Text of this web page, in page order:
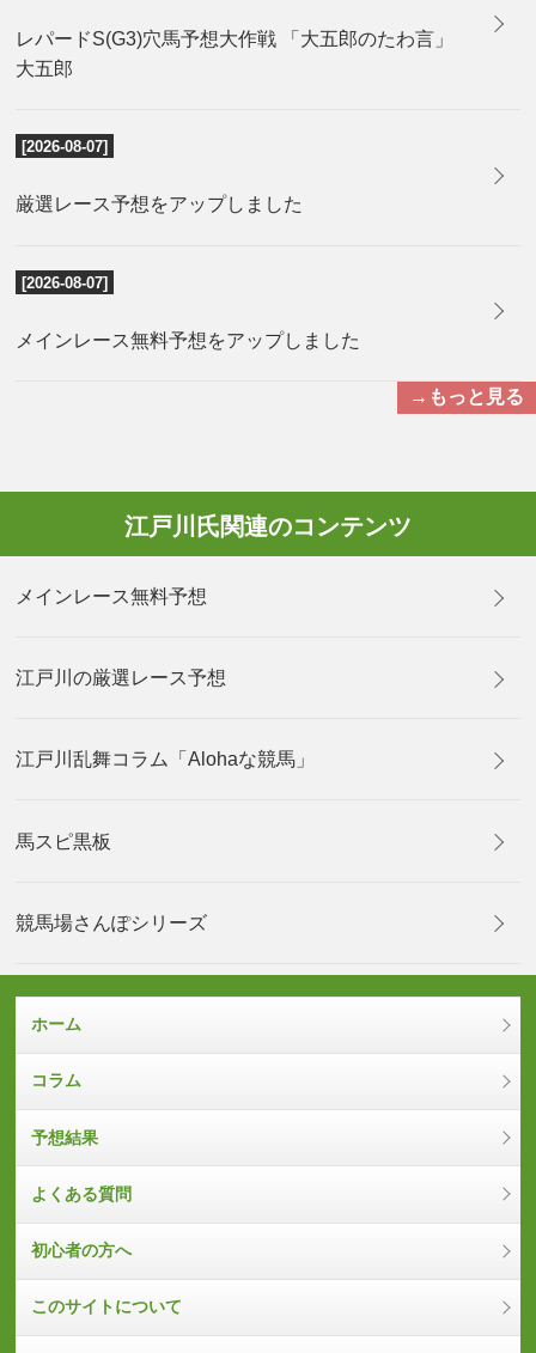
レパードS(G3)穴馬予想大作戦 「大五郎のたわ言」
大五郎
[2026-08-07]
厳選レース予想をアップしました
[2026-08-07]
メインレース無料予想をアップしました
→もっと見る
江戸川氏関連のコンテンツ
メインレース無料予想
江戸川の厳選レース予想
江戸川乱舞コラム「Alohaな競馬」
馬スピ黒板
競馬場さんぽシリーズ
ホーム
コラム
予想結果
よくある質問
初心者の方へ
このサイトについて